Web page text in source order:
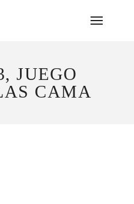
JUEGO
CAMA